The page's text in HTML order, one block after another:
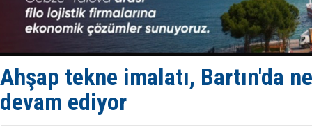
Fairline,
Baltık
Runit
Limana
Ahşap tekne imalatı, Bartın'da
devam ediyor